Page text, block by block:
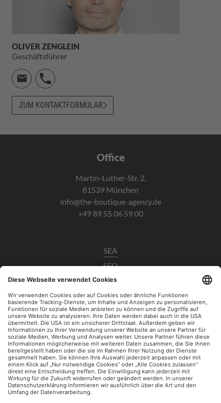
OLIVER ZENGLEIN
Geschäftsführer
ZUM KONTAKTFORMULAR
Office
Martin-Luther-Str. 2,
81539 München
info@the-boutique-agency.de
+49 89 55 06 59 00
SEA
SEO
Data Analytics
UX / CRO
Paid Social